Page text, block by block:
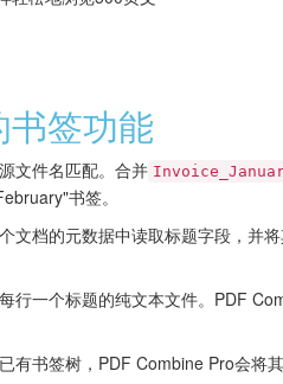
签功能
文件名匹配。合并
书签。
文档的元数据中读取标题字段，并
行一个标题的纯文本文件。PDF
有书签树，PDF Combine Pro会将